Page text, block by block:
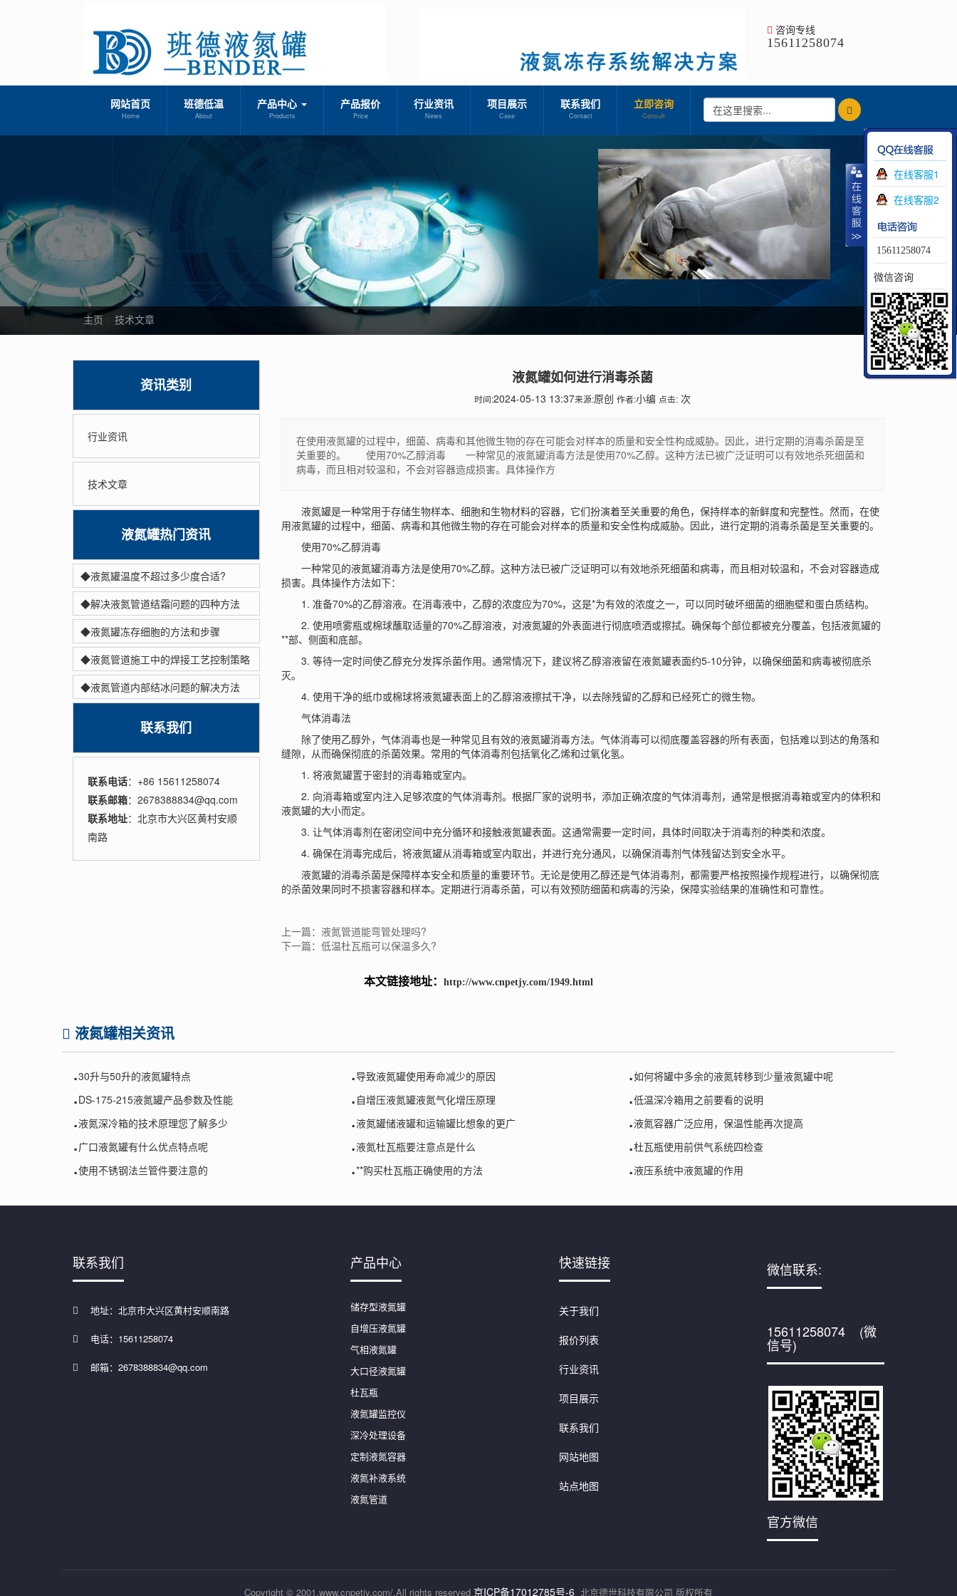
咨询专线
15611258074
网站首页
Home
班德低温
About
产品中心
Products
产品报价
Price
行业资讯
News
项目展示
Case
联系我们
Contact
立即咨询
Consult
主页 技术文章
资讯类别
行业资讯
技术文章
液氮罐热门资讯
◆液氮罐温度不超过多少度合适?
◆解决液氮管道结霜问题的四种方法
◆液氮罐冻存细胞的方法和步骤
◆液氮管道施工中的焊接工艺控制策略
◆液氮管道内部结冰问题的解决方法
联系我们
联系电话：+86 15611258074
联系邮箱：2678388834@qq.com
联系地址：北京市大兴区黄村安顺
南路
液氮罐如何进行消毒杀菌
时间:2024-05-13 13:37来源:原创作者:小编 点击: 次
在使用液氮罐的过程中，细菌、病毒和其他微生物的存在可能会对样本的质量和安全性构成威胁。因此，进行定期的消毒杀菌是至
关重要的。 使用70%乙醇消毒 一种常见的液氮罐消毒方法是使用70%乙醇。这种方法已被广泛证明可以有效地杀死细菌和
病毒，而且相对较温和，不会对容器造成损害。具体操作方
液氮罐是一种常用于存储生物样本、细胞和生物材料的容器，它们扮演着至关重要的角色，保持样本的新鲜度和完整性。然而，在使
用液氮罐的过程中，细菌、病毒和其他微生物的存在可能会对样本的质量和安全性构成威胁。因此，进行定期的消毒杀菌是至关重要的。
使用70%乙醇消毒
一种常见的液氮罐消毒方法是使用70%乙醇。这种方法已被广泛证明可以有效地杀死细菌和病毒，而且相对较温和，不会对容器造成
损害。具体操作方法如下：
1. 准备70%的乙醇溶液。在消毒液中，乙醇的浓度应为70%，这是*为有效的浓度之一，可以同时破坏细菌的细胞壁和蛋白质结构。
2. 使用喷雾瓶或棉球蘸取适量的70%乙醇溶液，对液氮罐的外表面进行彻底喷洒或擦拭。确保每个部位都被充分覆盖，包括液氮罐的
**部、侧面和底部。
3. 等待一定时间使乙醇充分发挥杀菌作用。通常情况下，建议将乙醇溶液留在液氮罐表面约5-10分钟，以确保细菌和病毒被彻底杀
灭。
4. 使用干净的纸巾或棉球将液氮罐表面上的乙醇溶液擦拭干净，以去除残留的乙醇和已经死亡的微生物。
气体消毒法
除了使用乙醇外，气体消毒也是一种常见且有效的液氮罐消毒方法。气体消毒可以彻底覆盖容器的所有表面，包括难以到达的角落和
缝隙，从而确保彻底的杀菌效果。常用的气体消毒剂包括氧化乙烯和过氧化氢。
1. 将液氮罐置于密封的消毒箱或室内。
2. 向消毒箱或室内注入足够浓度的气体消毒剂。根据厂家的说明书，添加正确浓度的气体消毒剂，通常是根据消毒箱或室内的体积和
液氮罐的大小而定。
3. 让气体消毒剂在密闭空间中充分循环和接触液氮罐表面。这通常需要一定时间，具体时间取决于消毒剂的种类和浓度。
4. 确保在消毒完成后，将液氮罐从消毒箱或室内取出，并进行充分通风，以确保消毒剂气体残留达到安全水平。
液氮罐的消毒杀菌是保障样本安全和质量的重要环节。无论是使用乙醇还是气体消毒剂，都需要严格按照操作规程进行，以确保彻底
的杀菌效果同时不损害容器和样本。定期进行消毒杀菌，可以有效预防细菌和病毒的污染，保障实验结果的准确性和可靠性。
上一篇：液氮管道能弯管处理吗?
下一篇：低温杜瓦瓶可以保温多久?
本文链接地址： http://www.cnpetjy.com/1949.html
液氮罐相关资讯
.30升与50升的液氮罐特点 .导致液氮罐使用寿命减少的原因 .如何将罐中多余的液氮转移到少量液氮罐中呢
.DS-175-215液氮罐产品参数及性能 . 自增压液氮罐液氮气化增压原理 .低温深冷箱用之前要看的说明
.液氮深冷箱的技术原理您了解多少 .液氮罐储液罐和运输罐比想象的更广 .液氮容器广泛应用，保温性能再次提高
.广口液氮罐有什么优点特点呢 .液氮杜瓦瓶要注意点是什么 .杜瓦瓶使用前供气系统四检查
.使用不锈钢法兰管件要注意的 .**购买杜瓦瓶正确使用的方法 .液压系统中液氮罐的作用
联系我们
地址：北京市大兴区黄村安顺南路
电话：15611258074
邮箱：2678388834@qq.com
产品中心
储存型液氮罐
自增压液氮罐
气相液氮罐
大口径液氮罐
杜瓦瓶
液氮罐监控仪
深冷处理设备
定制液氮容器
液氮补液系统
液氮管道
快速链接
关于我们
报价列表
行业资讯
项目展示
联系我们
网站地图
站点地图
微信联系:
15611258074 (微
信号)
官方微信
Copyright © 2001,www.cnpetjy.com/,All rights reserved 京ICP备17012785号-6 北京德世科技有限公司 版权所有
在线客服1
在线客服2
15611258074
微信咨询